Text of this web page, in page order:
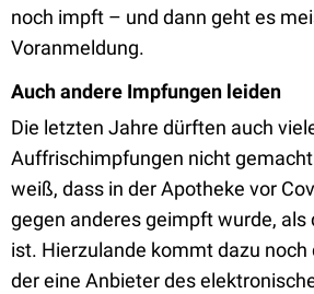
noch impft – und dann geht es
Voranmeldung.
Auch andere Impfungen leiden
Die letzten Jahre dürften auch
Auffrischimpfungen nicht
weiß, dass in der Apotheke vor
gegen anderes geimpft wurde, als
ist. Hierzulande kommt dazu noch
der eine Anbieter des